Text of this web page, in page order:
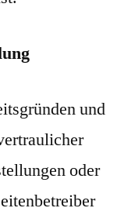
und
oder